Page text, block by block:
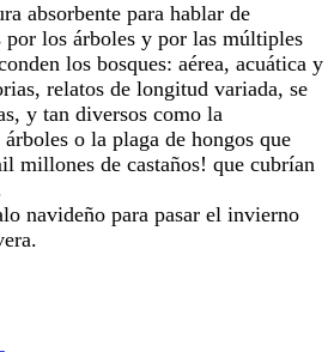
absorbente para hablar de
por los árboles y por las múltiples
los bosques: aérea, acuática y
relatos de longitud variada, se
y tan diversos como la
o la plaga de hongos que
millones de castaños! que cubrían
navideño para pasar el invierno